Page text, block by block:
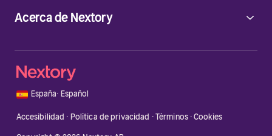
Acerca de Nextory
🇪🇸 España· Español
Accesibilidad · Política de privacidad ·Términos·Cookies